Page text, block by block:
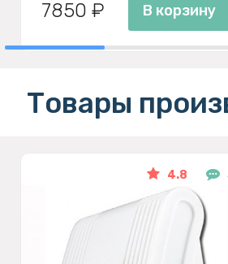
7850 ₽ В корзину
Товары
4.8